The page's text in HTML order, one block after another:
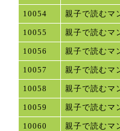
10054 親子で読むマ
10055 親子で読むマ
10056 親子で読むマ
10057 親子で読むマ
10058 親子で読むマ
10059 親子で読むマ
10060 親子で読むマ